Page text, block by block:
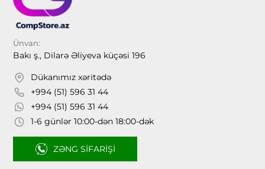
Ünvan:
Bakı ş., Dilarə Əliyeva küçəsi 196
Dükanımız xəritədə
+994 (51) 596 31 44
+994 (51) 596 31 44
1-6 günlər 10:00-dən 18:00-dək
ZƏNG SIFARIŞI